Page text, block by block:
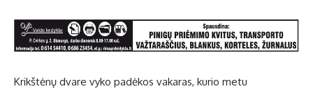
Krikštėnų dvare vyko padėkos vakaras, kurio metu